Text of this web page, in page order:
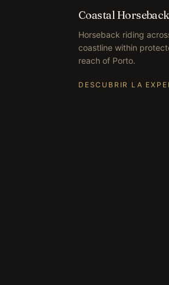
Coastal
Horseback riding
coastline within
reach of Porto.
DESCUBRIR LA